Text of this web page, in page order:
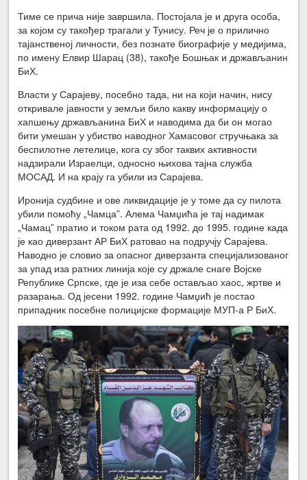
Тиме се прича није завршила. Постојала је и друга особа,
за којом су такођер трагали у Тунису. Реч је о прилично
тајанственој личности, без познате биографије у медијима,
по имену Елвир Шарац (38), такође Бошњак и држављанин
БиХ.
Власти у Сарајеву, посебно тада, ни на који начин, нису
откривале јавности у земљи било какву информацију о
хапшењу држављанина БиХ и наводима да би он могао
бити умешан у убиство наводног Хамасовог стручњака за
беспилотне летелице, кога су због таквих активности
надзирали Израелци, односно њихова тајна служба
МОСАД. И на крају га убили из Сарајева.
Иронија судбине и ове ликвидације је у томе да су пилота
убили помоћу „Чамца”. Алема Чамџића је тај надимак
„Чамац” пратио и током рата од 1992. до 1995. године када
је као диверзант АР БиХ ратовао на подручју Сарајева.
Наводно је словио за опасног диверзанта специјализованог
за упад иза ратних линија које су држале снаге Војске
Републике Српске, где је иза себе остављао хаос, жртве и
разарања. Од јесени 1992. године Чамџић је постао
припадник посебне полицијске формације МУП-а Р БиХ.